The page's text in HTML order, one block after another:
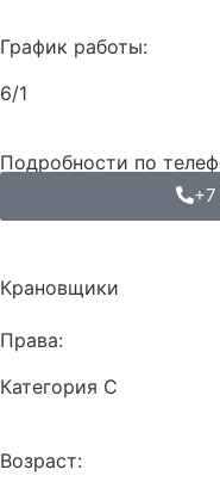
График работы:
6/1
Подробности по
Крановщики
Права:
Категория С
Возраст: